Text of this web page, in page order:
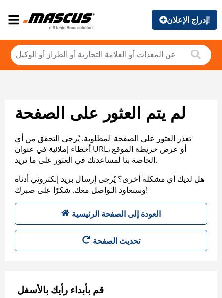
إدراج الإعلان!
لم يتم العثور على الصفحة
تعذر العثور على الصفحة المطلوبة. يُرجى التحقق من أي
أخطاء إملائية في عنوان URL، أو عرض خريطة الموقع
الخاصة بنا لمساعدتك في العثور على ما تريد.
هل لديك أي مشكلة أخرى؟ يُرجى إرسال بريد إلكتروني أدناه
وسنعاود التواصل معك. شكرًا على صبرك!
العودة إلى الصفحة الرئيسية
تحديث الصفحة
قم بأبداء رأيك بالأسفل